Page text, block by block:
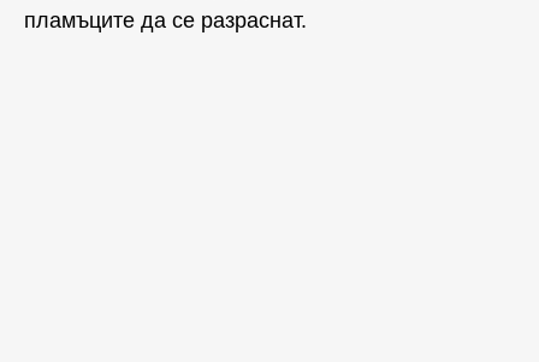
пламъците да се разраснат.